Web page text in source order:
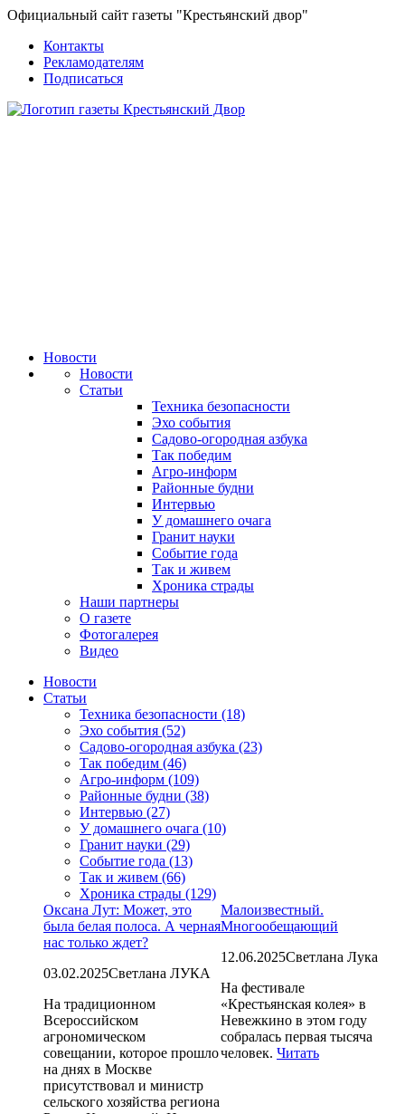
Официальный сайт газеты "Крестьянский двор"
Контакты
Рекламодателям
Подписаться
Новости
Новости
Статьи
Техника безопасности
Эхо события
Садово-огородная азбука
Так победим
Агро-информ
Районные будни
Интервью
У домашнего очага
Гранит науки
Событие года
Так и живем
Хроника страды
Наши партнеры
О газете
Фотогалерея
Видео
Новости
Статьи
Техника безопасности (18)
Эхо события (52)
Садово-огородная азбука (23)
Так победим (46)
Агро-информ (109)
Районные будни (38)
Интервью (27)
У домашнего очага (10)
Гранит науки (29)
Событие года (13)
Так и живем (66)
Хроника страды (129)
Малоизвестный.
Многообещающий
12.06.2025Светлана Лука
На фестивале
«Крестьянская колея» в
Невежкино в этом году
собралась первая тысяча
человек. Читать
Оксана Лут: Может, это
была белая полоса. А черная
нас только ждет?
03.02.2025Светлана ЛУКА
На традиционном
Всероссийском
агрономическом
совещании, которое прошло
на днях в Москве
присутствовал и министр
сельского хозяйства региона